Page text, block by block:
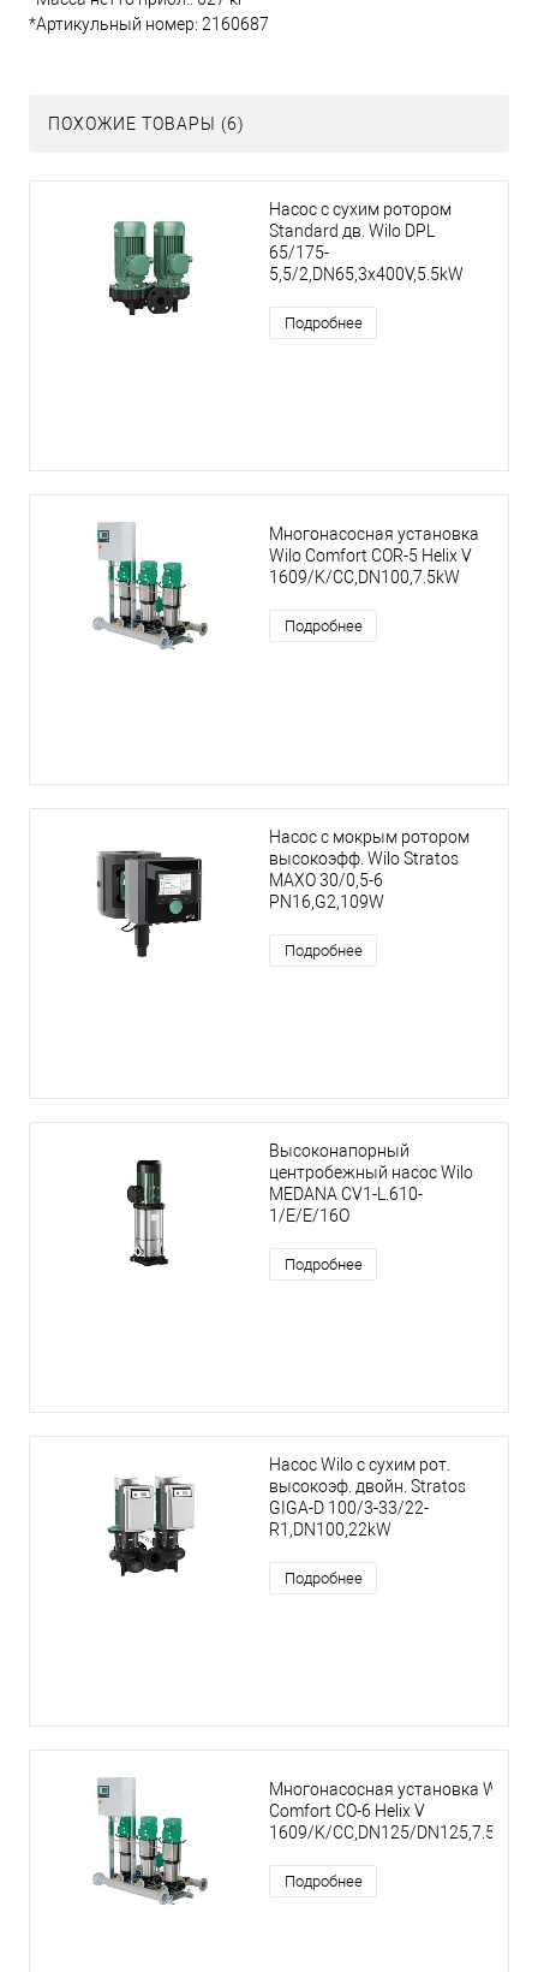
*Артикульный номер: 2160687
ПОХОЖИЕ ТОВАРЫ (6)
Насос с сухим ротором
Standard дв. Wilo DPL
65/175-
5,5/2,DN65,3x400V,5.5kW
Подробнее
Многонасосная установка
Wilo Comfort COR-5 Helix V
1609/K/CC,DN100,7.5kW
Подробнее
Насос с мокрым ротором
высокоэфф. Wilo Stratos
MAXO 30/0,5-6
PN16,G2,109W
Подробнее
Высоконапорный
центробежный насос Wilo
MEDANA CV1-L.610-
1/E/E/16O
Подробнее
Насос Wilo с сухим рот.
высокоэф. двойн. Stratos
GIGA-D 100/3-33/22-
R1,DN100,22kW
Подробнее
Многонасосная установка Wilo
Comfort CO-6 Helix V
1609/K/CC,DN125/DN125,7.5kW
Подробнее